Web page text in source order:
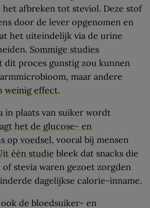
afbreken tot steviol. Deze stof
door de lever opgenomen en
het uiteindelijk via de urine
Sommige studies
dit proces gunstig zou kunnen
maar andere
weinig effect.
in plaats van suiker wordt
het de glucose- en
op voedsel, vooral bij mensen
één studie bleek dat snacks die
of stevia waren gezoet zorgden
dagelijkse calorie-inname.
de bloedsuiker- en